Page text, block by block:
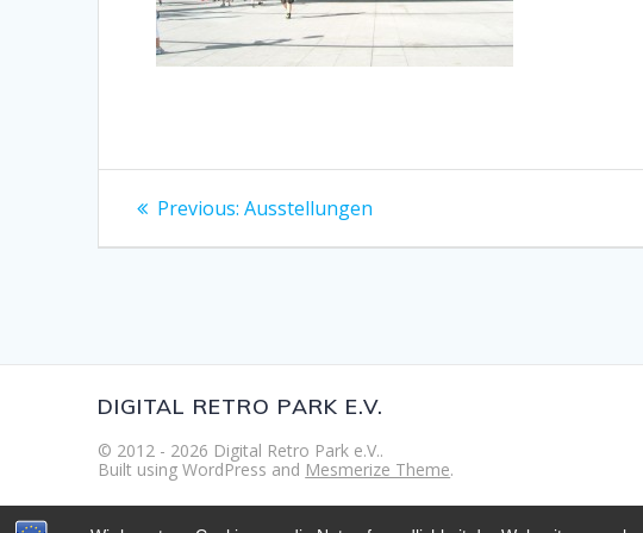
Beitragsnavigation
Previous: Previous
Ausstellungen
DIGITAL RETRO PARK E.V.
© 2012 - 2026 Digital Retro Park e.V..
Built using WordPress and Mesmerize Theme.